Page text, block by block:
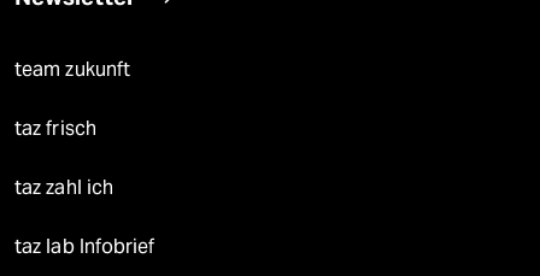
team zukunft
taz frisch
taz zahl ich
taz lab Infobrief